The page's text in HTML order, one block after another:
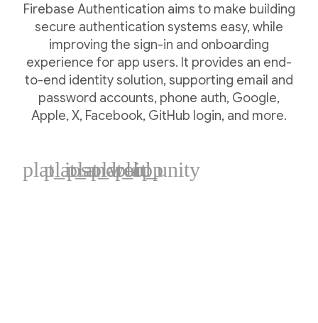
Firebase Authentication aims to make building
secure authentication systems easy, while
improving the sign-in and onboarding
experience for app users. It provides an end-
to-end identity solution, supporting email and
password accounts, phone auth, Google,
Apple, X, Facebook, GitHub login, and more.
plat_ios
plat_android
plat_web
plat_cpp
plat_unity